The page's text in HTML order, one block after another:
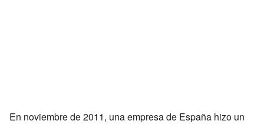
En noviembre de 2011, una empresa de España hizo un